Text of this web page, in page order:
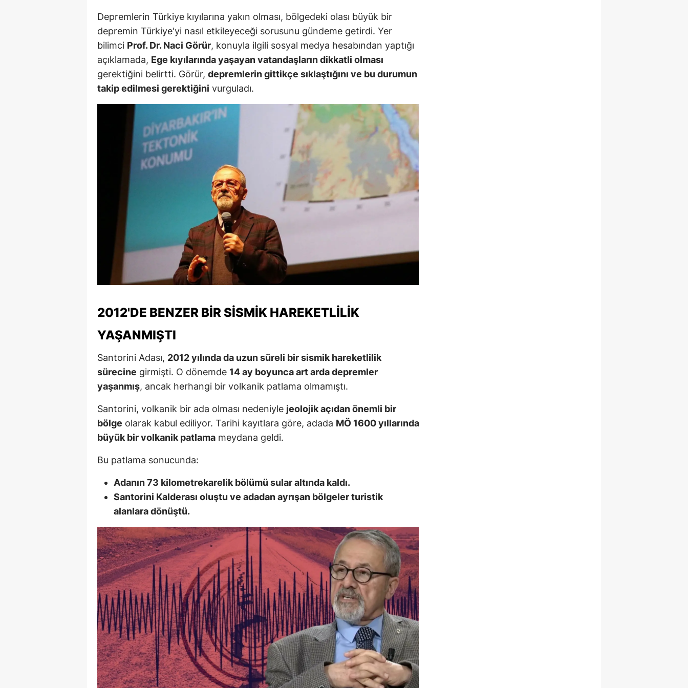
Samsun
Siirt
Sinop
Sivas
Tunceli
Şanlıurfa
Uşak
Van
Yozgat
Zonguldak
Bayburt
Kırıkkale
Batman
Bartın
Ardahan
Yalova
Karabük
Osmaniye
Düzce
Depremlerin Türkiye kıyılarına yakın olması, bölgedeki olası büyük bir
depremin Türkiye'yi nasıl etkileyeceği sorusunu gündeme getirdi. Yer
bilimci Prof. Dr. Naci Görür, konuyla ilgili sosyal medya hesabından yaptığı
açıklamada, Ege kıyılarında yaşayan vatandaşların dikkatli olması
gerektiğini belirtti. Görür, depremlerin gittikçe sıklaştığını ve bu durumun
takip edilmesi gerektiğini vurguladı.
2012'DE BENZER BIR SISMIK HAREKETLILIK
YAŞANMIŞTI
Santorini Adası, 2012 yılında da uzun süreli bir sismik hareketlilik
sürecine girmişti. O dönemde 14 ay boyunca art arda depremler
yaşanmış, ancak herhangi bir volkanik patlama olmamıştı.
Santorini, volkanik bir ada olması nedeniyle jeolojik açıdan önemli bir
bölge olarak kabul ediliyor. Tarihi kayıtlara göre, adada MÖ 1600 yıllarında
büyük bir volkanik patlama meydana geldi.
Bu patlama sonucunda:
Adanın 73 kilometrekarelik bölümü sular altında kaldı.
Santorini Kalderası oluştu ve adadan ayrışan bölgeler turistik
alanlara dönüştü.